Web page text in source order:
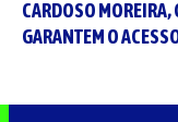
CARDOSO MOREIRA,
GARANTEM O